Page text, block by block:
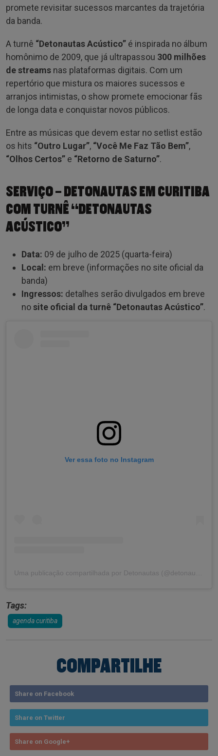
promete revisitar sucessos marcantes da trajetória
da banda.
A turnê “Detonautas Acústico” é inspirada no álbum
homônimo de 2009, que já ultrapassou 300 milhões
de streams nas plataformas digitais. Com um
repertório que mistura os maiores sucessos e
arranjos intimistas, o show promete emocionar fãs
de longa data e conquistar novos públicos.
Entre as músicas que devem estar no setlist estão
os hits “Outro Lugar”, “Você Me Faz Tão Bem”,
“Olhos Certos” e “Retorno de Saturno”.
SERVIÇO – DETONAUTAS EM CURITIBA
COM TURNÊ “DETONAUTAS
ACÚSTICO”
Data: 09 de julho de 2025 (quarta-feira)
Local: em breve (informações no site oficial da
banda)
Ingressos: detalhes serão divulgados em breve
nosite oficial da turnê “Detonautas Acústico”.
Ver essa foto no Instagram
Tags:
agenda curitiba
COMPARTILHE
Share on Facebook
Share on Twitter
Share on Google+